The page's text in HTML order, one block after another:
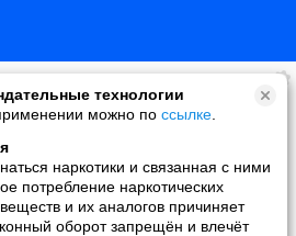
технологии
можно по ссылке
наркотики и связанная с ними
потребление наркотических
и их аналогов причиняет
оборот запрещён и влечёт